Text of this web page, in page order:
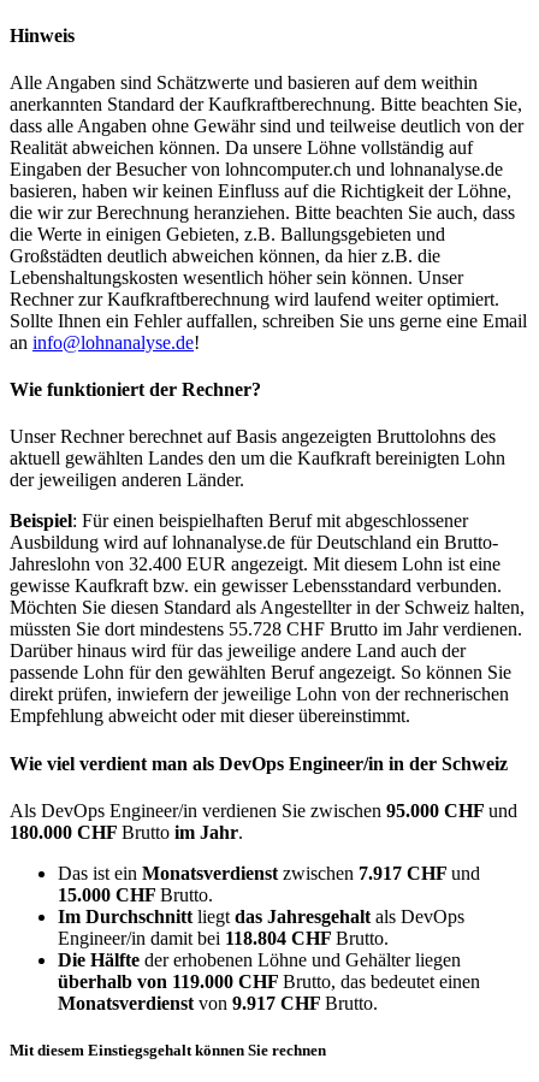
Hinweis
Alle Angaben sind Schätzwerte und basieren auf dem weithin
anerkannten Standard der Kaufkraftberechnung. Bitte beachten Sie,
dass alle Angaben ohne Gewähr sind und teilweise deutlich von der
Realität abweichen können. Da unsere Löhne vollständig auf
Eingaben der Besucher von lohncomputer.ch und lohnanalyse.de
basieren, haben wir keinen Einfluss auf die Richtigkeit der Löhne,
die wir zur Berechnung heranziehen. Bitte beachten Sie auch, dass
die Werte in einigen Gebieten, z.B. Ballungsgebieten und
Großstädten deutlich abweichen können, da hier z.B. die
Lebenshaltungskosten wesentlich höher sein können. Unser
Rechner zur Kaufkraftberechnung wird laufend weiter optimiert.
Sollte Ihnen ein Fehler auffallen, schreiben Sie uns gerne eine Email
an info@lohnanalyse.de!
Wie funktioniert der Rechner?
Unser Rechner berechnet auf Basis angezeigten Bruttolohns des
aktuell gewählten Landes den um die Kaufkraft bereinigten Lohn
der jeweiligen anderen Länder.
Beispiel: Für einen beispielhaften Beruf mit abgeschlossener
Ausbildung wird auf lohnanalyse.de für Deutschland ein Brutto-
Jahreslohn von 32.400 EUR angezeigt. Mit diesem Lohn ist eine
gewisse Kaufkraft bzw. ein gewisser Lebensstandard verbunden.
Möchten Sie diesen Standard als Angestellter in der Schweiz halten,
müssten Sie dort mindestens 55.728 CHF Brutto im Jahr verdienen.
Darüber hinaus wird für das jeweilige andere Land auch der
passende Lohn für den gewählten Beruf angezeigt. So können Sie
direkt prüfen, inwiefern der jeweilige Lohn von der rechnerischen
Empfehlung abweicht oder mit dieser übereinstimmt.
Wie viel verdient man als DevOps Engineer/in in der Schweiz
Als DevOps Engineer/in verdienen Sie zwischen 95.000 CHF und
180.000 CHF Brutto im Jahr.
Das ist ein Monatsverdienst zwischen 7.917 CHF und
15.000 CHF Brutto.
Im Durchschnitt liegt das Jahresgehalt als DevOps
Engineer/in damit bei 118.804 CHF Brutto.
Die Hälfte der erhobenen Löhne und Gehälter liegen
überhalb von 119.000 CHF Brutto, das bedeutet einen
Monatsverdienst von 9.917 CHF Brutto.
Mit diesem Einstiegsgehalt können Sie rechnen